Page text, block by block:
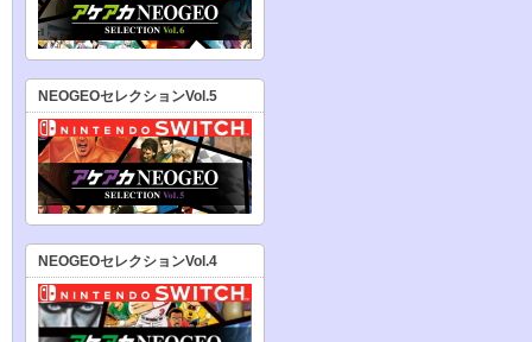
NEOGEOセレクションVol.5
NEOGEOセレクションVol.4